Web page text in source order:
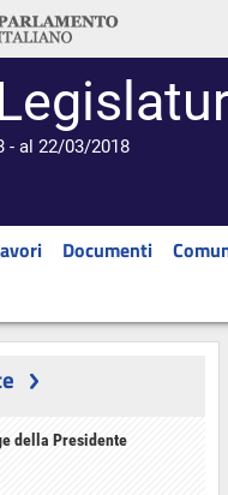
- al 22/03/2018
Documenti
della Presidente